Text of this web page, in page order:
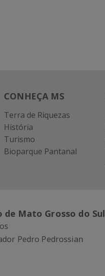
CONHEÇA MS
Terra de Riquezas
História
Turismo
Bioparque Pantanal
Mato Grosso do Sul
Pedro Pedrossian